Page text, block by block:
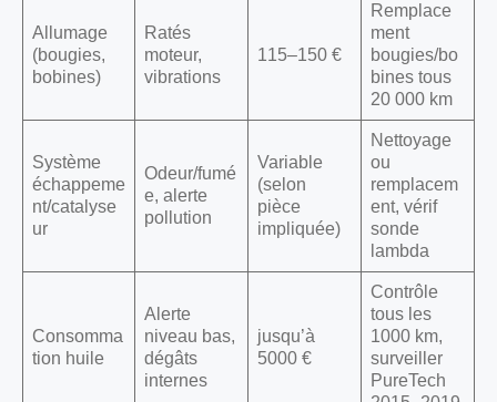
Allumage
(bougies,
bobines)
Ratés
moteur,
vibrations
115–150 €
Remplace
ment
bougies/bo
bines tous
20 000 km
Système
échappeme
nt/catalyse
ur
Odeur/fumé
e, alerte
pollution
Variable
(selon
pièce
impliquée)
Nettoyage
ou
remplacem
ent, vérif
sonde
lambda
Consomma
tion huile
Alerte
niveau bas,
dégâts
internes
jusqu’à
5000 €
Contrôle
tous les
1000 km,
surveiller
PureTech